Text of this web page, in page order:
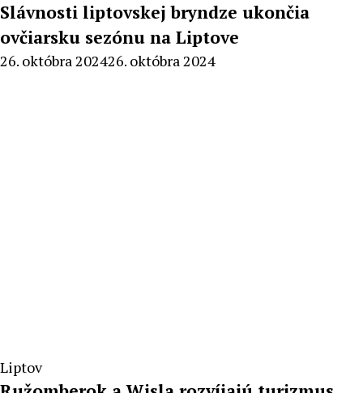
Slávnosti liptovskej bryndze ukončia
ovčiarsku sezónu na Liptove
By
26. októbra 202426. októbra 2024
Liptov